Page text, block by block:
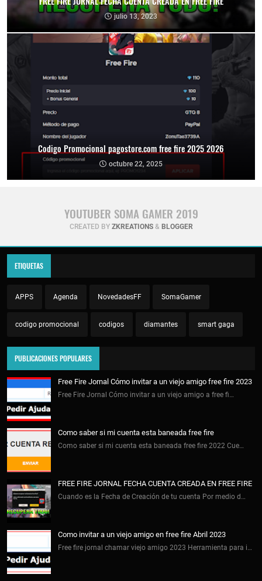
julio 13, 2023
Codigo Promocional pagostore.com free fire 2025 2026
octubre 22, 2025
YOUTUBER SOMA GAMER 2019
CREATED BY ZKREATIONS& BLOGGER
ETIQUETAS
APPS Agenda NovedadesFF SomaGamer
codigo promocional codigos diamantes smart gaga
PUBLICACIONES POPULARES
Free Fire Jornal Cómo invitar a un viejo amigo free fire 2023
Free Fire Jornal Cómo invitar a un viejo amigo a free fi…
Como saber si mi cuenta esta baneada free fire
Como saber si mi cuenta esta baneada free fire 2022 Cue…
FREE FIRE JORNAL FECHA CUENTA CREADA EN FREE FIRE
Cuando es la Fecha de Creación de tu cuenta Por medio d…
Como invitar a un viejo amigo en free fire Abril 2023
Free fire jornal chamar viejo amigo 2023 Herramienta para i…